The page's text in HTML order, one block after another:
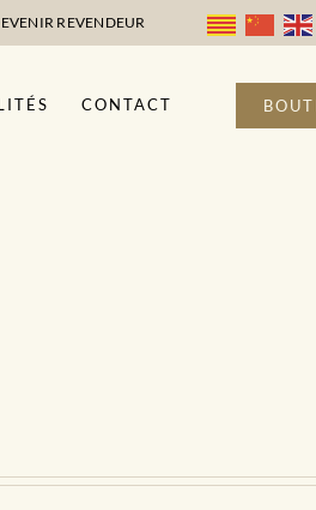
REVENDEUR
CONTACT